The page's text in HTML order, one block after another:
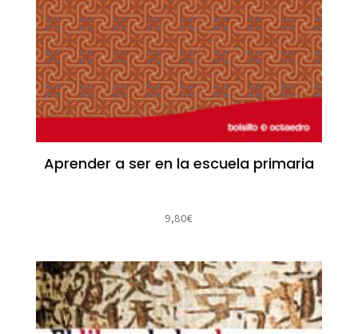
Aprender a ser en la escuela primaria
9,80€